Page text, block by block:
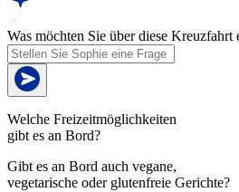
Was möchten Sie über diese Kreuzfahrt
Welche Freizeitmöglichkeiten
gibt es an Bord?
Gibt es an Bord auch vegane,
vegetarische oder glutenfreie Gerichte?